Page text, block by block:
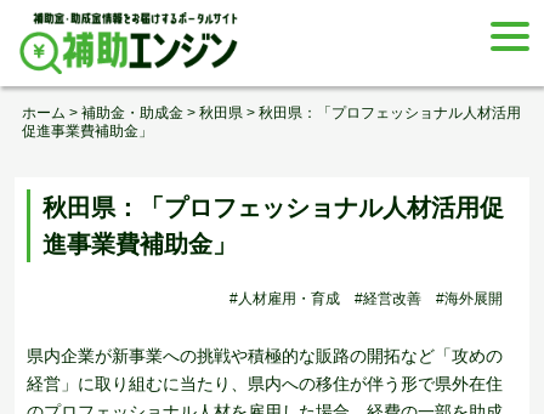
Skip
content
ホーム > 補助金・助成金 > 秋田県 > 秋田県：「プロフェッショナル人材活用
促進事業費補助金」
秋田県：「プロフェッショナル人材活用促
進事業費補助金」
#人材雇用・育成 #経営改善 #海外展開
県内企業が新事業への挑戦や積極的な販路の開拓など「攻めの
経営」に取り組むに当たり、県内への移住が伴う形で県外在住